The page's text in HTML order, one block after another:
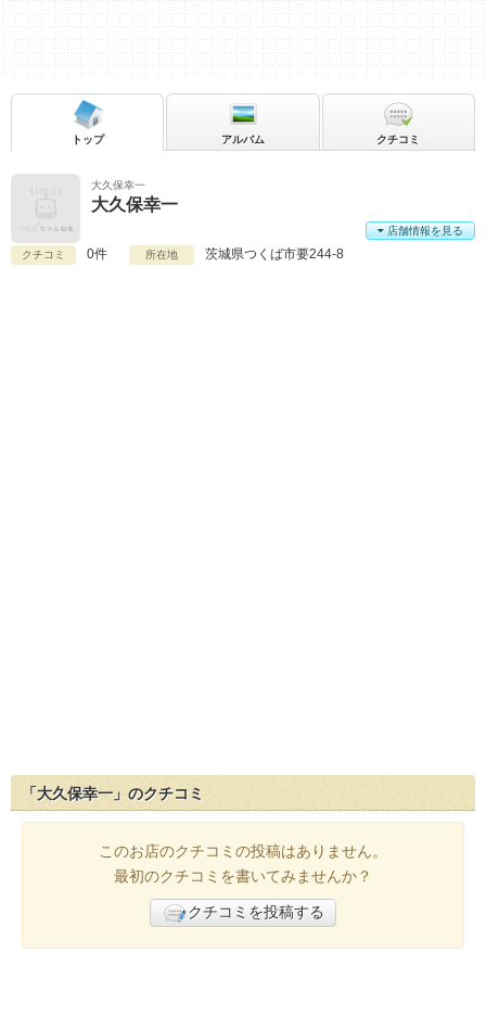
大久保幸一
大久保幸一
クチコミ 0件 所在地 茨城県つくば市要244-8
店舗情報を見る
トップ アルバム クチコミ
「大久保幸一」のクチコミ
このお店のクチコミの投稿はありません。
最初のクチコミを書いてみませんか？
クチコミを投稿する